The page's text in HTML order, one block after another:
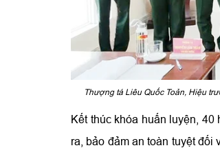
Thượng tá Liêu Quốc Toản, Hiệu
Kết thúc khóa huấn luyện,
ra, bảo đảm an toàn tuyệt